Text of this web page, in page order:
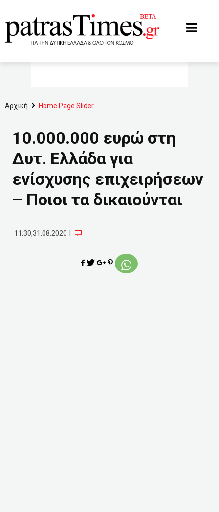
Αρχική Home Page Slider
10.000.000 ευρώ στη
Δυτ. Ελλάδα για
ενίσχυσης επιχειρήσεων
– Ποιοι τα δικαιούνται
11:30,31.08.2020